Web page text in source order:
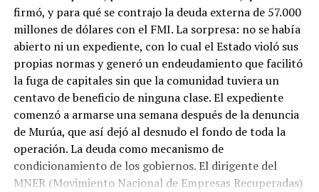
firmó, y para qué se contrajo la deuda externa de 57.000
millones de dólares con el FMI. La sorpresa: no se había
abierto ni un expediente, con lo cual el Estado violó sus
propias normas y generó un endeudamiento que facilitó
la fuga de capitales sin que la comunidad tuviera un
centavo de beneficio de ninguna clase. El expediente
comenzó a armarse una semana después de la denuncia
de Murúa, que así dejó al desnudo el fondo de toda la
operación. La deuda como mecanismo de
condicionamiento de los gobiernos. El dirigente del
MNER (Movimiento Nacional de Empresas Recuperadas)